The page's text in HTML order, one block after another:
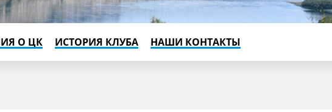
О ЦК ИСТОРИЯ КЛУБА НАШИ КОНТАКТЫ